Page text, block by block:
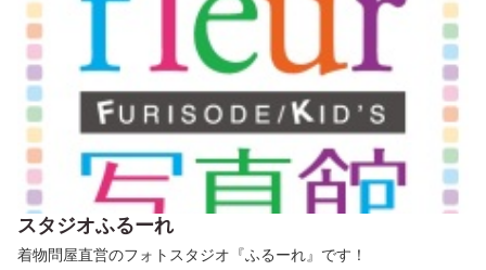
スタジオふるーれ
着物問屋直営のフォトスタジオ『ふるーれ』です！